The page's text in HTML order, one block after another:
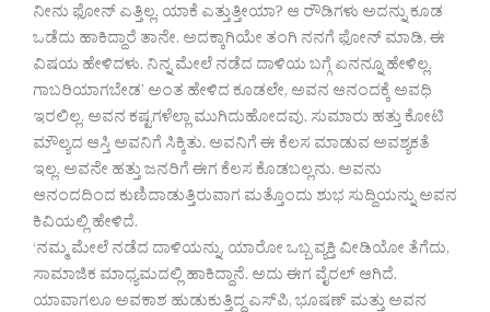
ನೀನು ಫೋನ್ ಎತ್ತಿಲ್ಲ. ಯಾಕೆ ಎತ್ತುತ್ತೀಯಾ? ಆ ರೌಡಿಗಳು ಅದನ್ನು ಕೂಡ
ಒಡೆದು ಹಾಕಿದ್ದಾರೆ ತಾನೇ. ಅದಕ್ಕಾಗಿಯೇ ತಂಗಿ ನನಗೆ ಫೋನ್ ಮಾಡಿ, ಈ
ವಿಷಯ ಹೇಳಿದಳು. ನಿನ್ನ ಮೇಲೆ ನಡೆದ ದಾಳಿಯ ಬಗ್ಗೆ ಏನನ್ನೂ ಹೇಳಿಲ್ಲ.
ಗಾಬರಿಯಾಗಬೇಡ’ ಅಂತ ಹೇಳಿದ ಕೂಡಲೇ, ಅವನ ಆನಂದಕ್ಕೆ ಅವಧಿ
ಇರಲಿಲ್ಲ. ಅವನ ಕಷ್ಟಗಳೆಲ್ಲಾ ಮುಗಿದುಹೋದವು. ಸುಮಾರು ಹತ್ತು ಕೋಟಿ
ಮೌಲ್ಯದ ಆಸ್ತಿ ಅವನಿಗೆ ಸಿಕ್ಕಿತು. ಅವನಿಗೆ ಈ ಕೆಲಸ ಮಾಡುವ ಅವಶ್ಯಕತೆ
ಇಲ್ಲ. ಅವನೇ ಹತ್ತು ಜನರಿಗೆ ಈಗ ಕೆಲಸ ಕೊಡಬಲ್ಲನು. ಅವನು
ಆನಂದದಿಂದ ಕುಣಿದಾಡುತ್ತಿರುವಾಗ ಮತ್ತೊಂದು ಶುಭ ಸುದ್ದಿಯನ್ನು ಅವನ
ಕಿವಿಯಲ್ಲಿ ಹೇಳಿದೆ.
‘ನಮ್ಮ ಮೇಲೆ ನಡೆದ ದಾಳಿಯನ್ನು, ಯಾರೋ ಒಬ್ಬ ವ್ಯಕ್ತಿ ವೀಡಿಯೋ ತೆಗೆದು,
ಸಾಮಾಜಿಕ ಮಾಧ್ಯಮದಲ್ಲಿ ಹಾಕಿದ್ದಾನೆ. ಅದು ಈಗ ವೈರಲ್ ಆಗಿದೆ.
ಯಾವಾಗಲೂ ಅವಕಾಶ ಹುಡುಕುತ್ತಿದ್ದ ಎಸ್‍ಪಿ, ಭೂಷಣ್ ಮತ್ತು ಅವನ